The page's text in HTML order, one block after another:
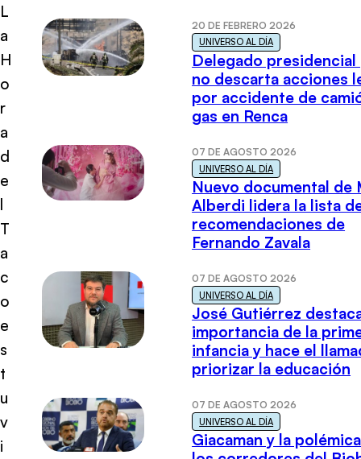
L
a
H
o
r
a
d
e
l
T
a
c
o
e
s
t
u
v
i
20 DE FEBRERO 2026
UNIVERSO AL DÍA
Delegado presidencial
no descarta acciones
por accidente de
gas en Renca
07 DE AGOSTO 2026
UNIVERSO AL DÍA
Nuevo documental de
Alberdi lidera la lista
recomendaciones de
Fernando Zavala
07 DE AGOSTO 2026
UNIVERSO AL DÍA
José Gutiérrez
importancia de la
infancia y hace el
priorizar la educación
07 DE AGOSTO 2026
UNIVERSO AL DÍA
Giacaman y la